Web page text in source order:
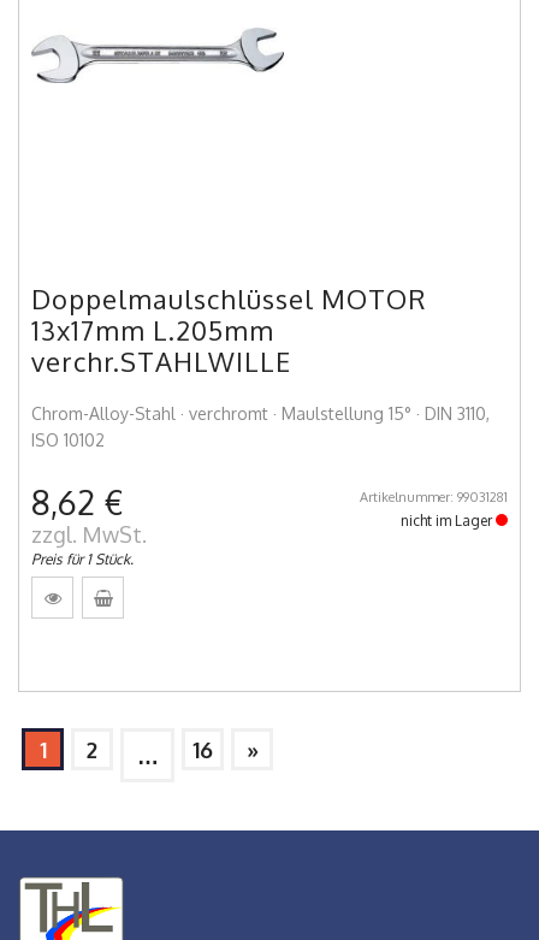
Doppelmaulschlüssel MOTOR
13x17mm L.205mm
verchr.STAHLWILLE
Chrom-Alloy-Stahl · verchromt · Maulstellung 15° · DIN 3110,
ISO 10102
8,62 €
zzgl. MwSt.
Preis für 1 Stück.
Artikelnummer: 99031281
nicht im Lager
1 2 … 16 »